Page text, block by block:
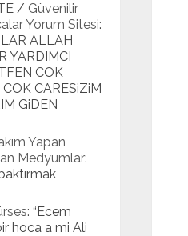
/ Güvenilir
Yorum Sitesi:
ALLAH
YARDIMCI
COK
CARESiZiM
GiDEN
Yapan
Medyumlar:
: “Ecem
hoca a mi Ali